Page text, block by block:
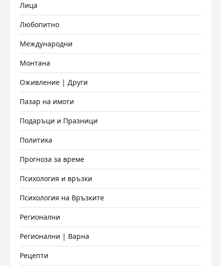
Лица
Любопитно
Международни
Монтана
Оживление | Други
Пазар на имоти
Подаръци и Празници
Политика
Прогноза за време
Психология и връзки
Психология на Връзките
Регионални
Регионални | Варна
Рецепти